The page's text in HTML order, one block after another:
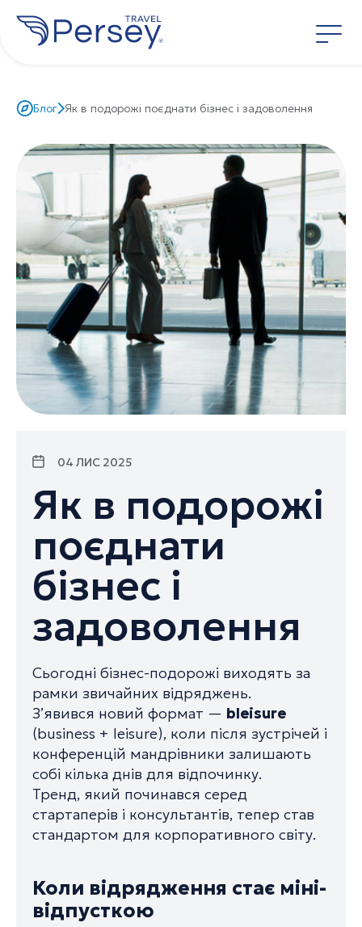
Блог Як в подорожі поєднати бізнес і задоволення
04 ЛИС 2025
Як в подорожі
поєднати
бізнес і
задоволення
Сьогодні бізнес-подорожі виходять за
рамки звичайних відряджень.
З’явився новий формат — bleisure
(business + leisure), коли після зустрічей і
конференцій мандрівники залишають
собі кілька днів для відпочинку.
Тренд, який починався серед
стартаперів і консультантів, тепер став
стандартом для корпоративного світу.
Коли відрядження стає міні-
відпусткою